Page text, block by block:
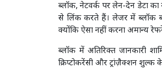
ब्लॉक, नेटवर्क पर लेन-देन डेटा
से लिंक करते हैं। लेजर में ब्लॉक
क्योंकि ऐसा नहीं करना अमान्य
ब्लॉक में अतिरिक्त जानकारी
क्रिप्टोकरेंसी और ट्रांज़ैक्शन शुल्क के